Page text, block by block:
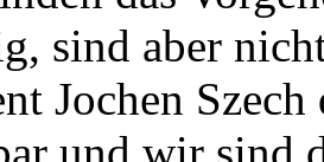
sind aber
Jochen
und wir sind